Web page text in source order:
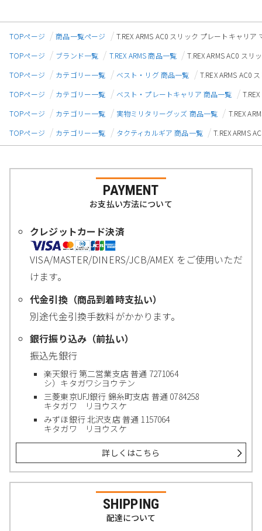
TOPページ 商品一覧ページ
T.REX ARMS AC0 スリック プレートキャリ
TOPページ
ブランド一覧 T.REX ARMS 商品一覧
T.REX ARMS AC0 ス
TOPページ
カテゴリー一覧 ベスト・リグ 商品一覧
T.REX ARMS AC0
TOPページ
カテゴリー一覧 ベスト・プレートキャリア 商品一覧
TOPページ
カテゴリー一覧 実物ミリタリーグッズ 商品一覧
T.REX
TOPページ
カテゴリー一覧 タクティカルギア 商品一覧 T.REX ARMS
PAYMENT
お支払い方法について
クレジットカード決済
VISA/MASTER/DINERS/JCB/AMEX をご使用いただ
けます。
代金引換（商品到着時支払い）
別途代金引換手数料がかかります。
銀行振り込み（前払い）
振込先銀行
楽天銀行 第二営業支店 普通 7271064
シ）キタガワシヨウテン
三菱東京UFJ銀行 錦糸町支店 普通 0784258
キタガワ リヨウスケ
みずほ銀行 北沢支店 普通 1157064
キタガワ リヨウスケ
詳しくはこちら
SHIPPING
配達について